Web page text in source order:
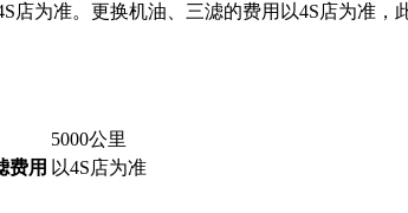
为准。更换机油、三滤的费用以4S店为准，
5000公里
费用 以4S店为准